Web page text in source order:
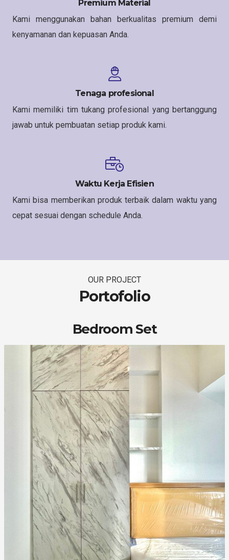
Premium Material
Kami menggunakan bahan berkualitas premium demi
kenyamanan dan kepuasan Anda.
Tenaga profesional
Kami memiliki tim tukang profesional yang bertanggung
jawab untuk pembuatan setiap produk kami.
Waktu Kerja Efisien
Kami bisa memberikan produk terbaik dalam waktu yang
cepat sesuai dengan schedule Anda.
OUR PROJECT
Portofolio
Bedroom Set